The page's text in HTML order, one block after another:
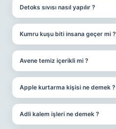
Detoks sıvısı nasıl yapılır ?
Kumru kuşu biti insana geçer mi ?
Avene temiz içerikli mi ?
Apple kurtarma kişisi ne demek ?
Adli kalem işleri ne demek ?